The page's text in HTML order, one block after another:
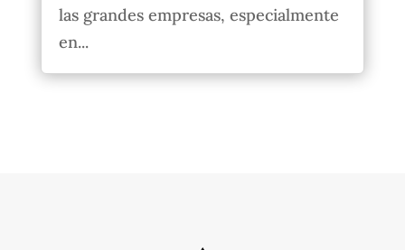
las grandes empresas, especialmente
en...